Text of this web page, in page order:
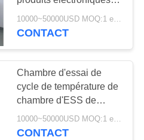
de LIYI et entretien facile
10000~50000USD MOQ:1 ensemble
CONTACT
Chambre d'essai de
cycle de température de
chambre d'ESS de
contrôleur d'écran tactile
de LIYI
10000~50000USD MOQ:1 ensemble
CONTACT